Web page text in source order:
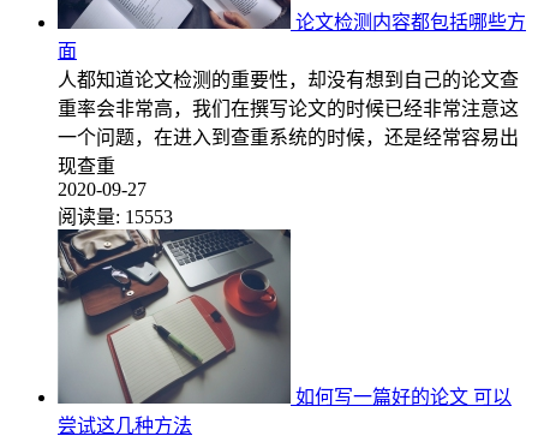
论文检测内容都包括哪些方
面
人都知道论文检测的重要性，却没有想到自己的论文查
重率会非常高，我们在撰写论文的时候已经非常注意这
一个问题，在进入到查重系统的时候，还是经常容易出
现查重
2020-09-27
阅读量: 15553
如何写一篇好的论文 可以
尝试这几种方法